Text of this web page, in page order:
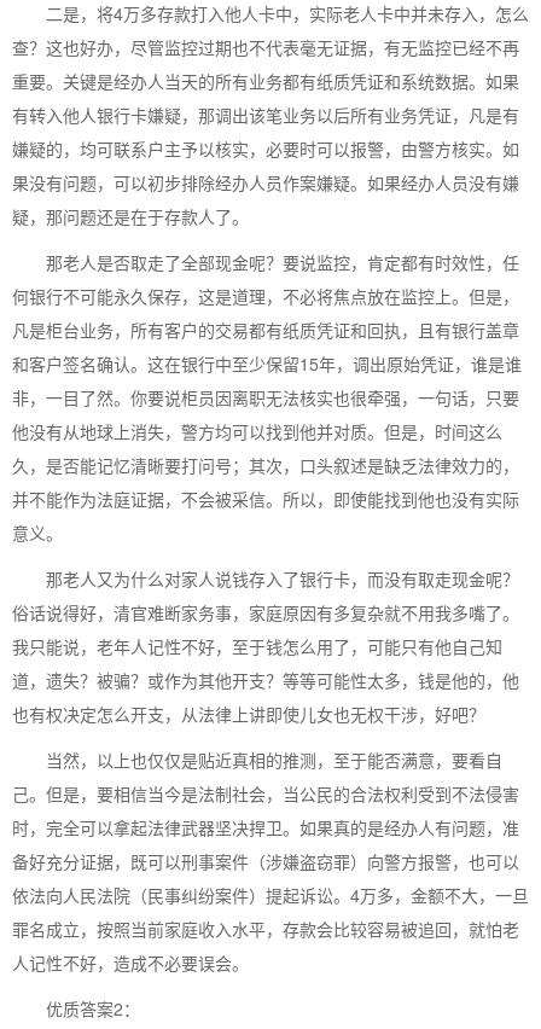
二是，将4万多存款打入他人卡中，实际老人卡中并未存入，怎么
查？这也好办，尽管监控过期也不代表毫无证据，有无监控已经不再
重要。关键是经办人当天的所有业务都有纸质凭证和系统数据。如果
有转入他人银行卡嫌疑，那调出该笔业务以后所有业务凭证，凡是有
嫌疑的，均可联系户主予以核实，必要时可以报警，由警方核实。如
果没有问题，可以初步排除经办人员作案嫌疑。如果经办人员没有嫌
疑，那问题还是在于存款人了。
那老人是否取走了全部现金呢？要说监控，肯定都有时效性，任
何银行不可能永久保存，这是道理，不必将焦点放在监控上。但是，
凡是柜台业务，所有客户的交易都有纸质凭证和回执，且有银行盖章
和客户签名确认。这在银行中至少保留15年，调出原始凭证，谁是谁
非，一目了然。你要说柜员因离职无法核实也很牵强，一句话，只要
他没有从地球上消失，警方均可以找到他并对质。但是，时间这么
久，是否能记忆清晰要打问号；其次，口头叙述是缺乏法律效力的，
并不能作为法庭证据，不会被采信。所以，即使能找到他也没有实际
意义。
那老人又为什么对家人说钱存入了银行卡，而没有取走现金呢？
俗话说得好，清官难断家务事，家庭原因有多复杂就不用我多嘴了。
我只能说，老年人记性不好，至于钱怎么用了，可能只有他自己知
道，遗失？被骗？或作为其他开支？等等可能性太多，钱是他的，他
也有权决定怎么开支，从法律上讲即使儿女也无权干涉，好吧？
当然，以上也仅仅是贴近真相的推测，至于能否满意，要看自
己。但是，要相信当今是法制社会，当公民的合法权利受到不法侵害
时，完全可以拿起法律武器坚决捍卫。如果真的是经办人有问题，准
备好充分证据，既可以刑事案件（涉嫌盗窃罪）向警方报警，也可以
依法向人民法院（民事纠纷案件）提起诉讼。4万多，金额不大，一旦
罪名成立，按照当前家庭收入水平，存款会比较容易被追回，就怕老
人记性不好，造成不必要误会。
优质答案2：